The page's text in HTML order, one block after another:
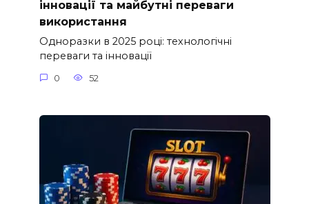
інновації та майбутні переваги
використання
Одноразки в 2025 році: технологічні
переваги та інновації
0 52